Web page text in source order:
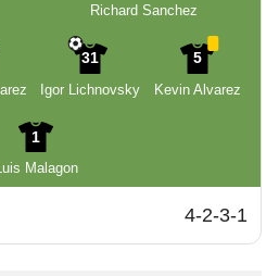
Richard Sanchez
31
Igor Lichnovsky
5
Kevin Alvarez
1
Malagon
4-2-3-1